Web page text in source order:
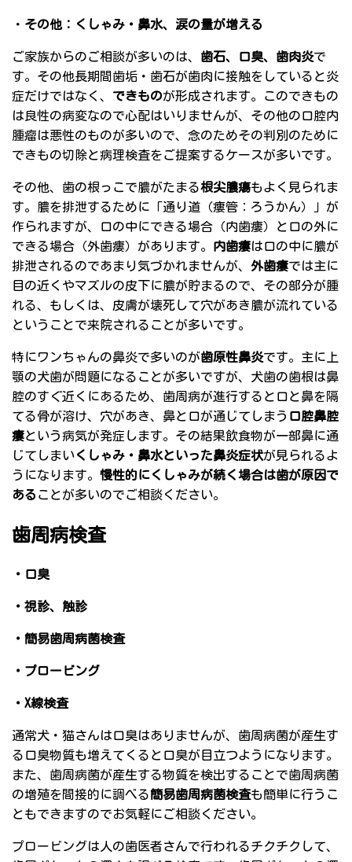
・ その他：くしゃみ・鼻水、涙の量が増える
ご家族からのご相談が多いのは、 歯石、口臭、歯肉炎で
す。その他長期間歯垢・歯石が歯肉に接触をしていると炎
症だけではなく、 できものが形成されます。このできもの
は良性の病変なので心配はいりませんが、その他の口腔内
腫瘤は悪性のものが多いので、念のためその判別のために
できもの切除と病理検査をご提案するケースが多いです。
その他、歯の根っこで膿がたまる根尖膿瘍もよく見られま
す。膿を排泄するために「通り道（瘻管：ろうかん）」が
作られますが、口の中にできる場合（内歯瘻）と口の外に
できる場合（外歯瘻）があります。 内歯瘻は口の中に膿が
排泄されるのであまり気づかれませんが、 外歯瘻では主に
目の近くやマズルの皮下に膿が貯まるので、その部分が腫
れる、もしくは、皮膚が壊死して穴があき膿が流れている
ということで来院されることが多いです。
特にワンちゃんの鼻炎で多いのが歯原性鼻炎です。主に上
顎の犬歯が問題になることが多いですが、犬歯の歯根は鼻
腔のすぐ近くにあるため、歯周病が進行すると口と鼻を隔
てる骨が溶け、穴があき、鼻と口が通じてしまう 口腔鼻腔
瘻という病気が発症します。その結果飲食物が一部鼻に通
じてしまいくしゃみ・鼻水といった鼻炎症状が見られるよ
うになります。 慢性的にくしゃみが続く場合は歯が原因で
ある ことが多いのでご相談ください。
歯周病検査
・口臭
・視診、触診
・簡易歯周病菌検査
・プロービング
・X線検査
通常犬・猫さんは口臭はありませんが、歯周病菌が産生す
る口臭物質も増えてくると口臭が目立つようになります。
また、歯周病菌が産生する物質を検出することで歯周病菌
の増殖を間接的に調べる簡易歯周病菌検査も簡単に行うこ
ともできますのでお気軽にご相談ください。
プロービングは人の歯医者さんで行われるチクチクして、